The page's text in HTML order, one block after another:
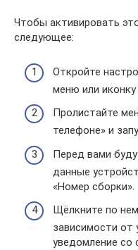
Чтобы активировать
следующее:
Откройте
меню или иконку
Пролистайте
телефоне» и
Перед вами
данные
«Номер сборки».
Щёлкните по
зависимости от
уведомление со